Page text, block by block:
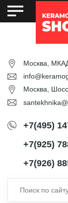
Москва,
Москва,
+7(495)
+7(925)
+7(926)